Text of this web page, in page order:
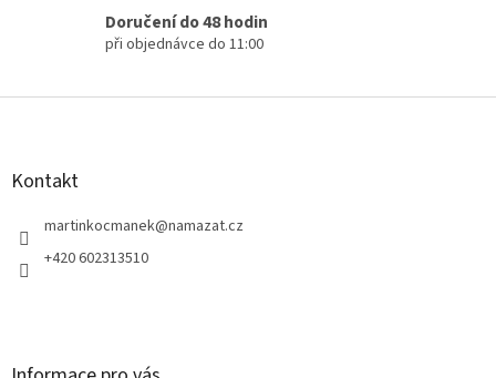
s
u
Doručení do 48 hodin
při objednávce do 11:00
Z
Kontakt
martinkocmanek@namazat.cz
+420 602313510